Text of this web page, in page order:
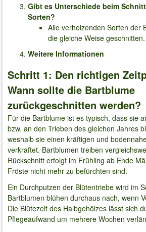
Gibt es Unterschiede beim
Sorten?
Alle verholzenden Sorten der
die gleiche Weise geschnitten.
Weitere Informationen
Schritt 1: Den richtigen
Wann sollte die Bartblume
zurückgeschnitten werden?
Für die Bartblume ist es typisch, dass sie
bzw. an den Trieben des gleichen Jahres
weshalb sie einen kräftigen und
verkraftet. Bartblumen treiben
Rückschnitt erfolgt im Frühling ab Ende
Fröste nicht mehr zu befürchten sind.
Ein Durchputzen der Blütentriebe wird im
Bartblumen blühen durchaus nach, wenn
Die Blütezeit des Halbgehölzes lässt sich
Pflegeaufwand um mehrere Wochen